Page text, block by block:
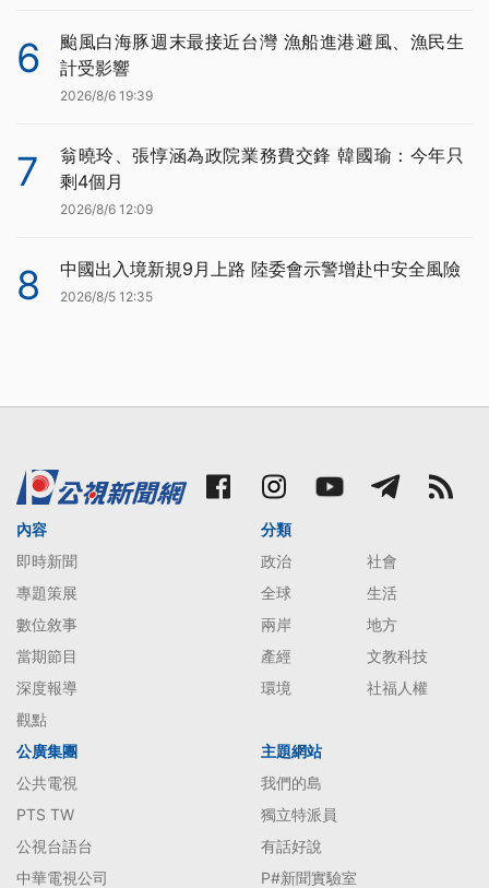
6
颱風白海豚週末最接近台灣 漁船進港避風、漁民生
計受影響
2026/8/6 19:39
7
翁曉玲、張惇涵為政院業務費交鋒 韓國瑜：今年只
剩4個月
2026/8/6 12:09
8 中國出入境新規9月上路 陸委會示警增赴中安全風險
2026/8/5 12:35
內容
即時新聞
專題策展
數位敘事
當期節目
深度報導
觀點
分類
政治
社會
全球
生活
兩岸
地方
產經
文教科技
環境
社福人權
公廣集團
公共電視
PTS TW
公視台語台
中華電視公司
主題網站
我們的島
獨立特派員
有話好說
P#新聞實驗室